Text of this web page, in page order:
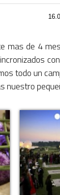
mas de 4
todo un